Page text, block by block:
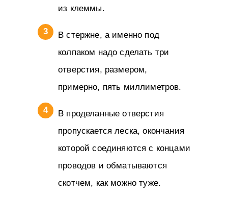
из клеммы.
В стержне, а именно под
колпаком надо сделать три
отверстия, размером,
примерно, пять миллиметров.
В проделанные отверстия
пропускается леска, окончания
которой соединяются с концами
проводов и обматываются
скотчем, как можно туже.